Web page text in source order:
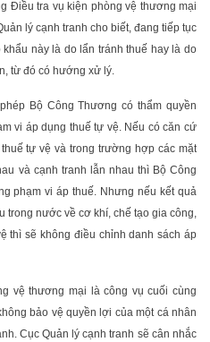
Điều tra vụ kiện phòng vệ thương mại
lý cạnh tranh cho biết, đang tiếp tục
này là do lẩn tránh thuế hay là do
từ đó có hướng xử lý.
Bộ Công Thương có thẩm quyền
vi áp dụng thuế tự vệ. Nếu có căn cứ
tự vệ và trong trường hợp các mặt
và cạnh tranh lẫn nhau thì Bộ Công
phạm vi áp thuế. Nhưng nếu kết quả
trong nước về cơ khí, chế tạo gia công,
thì sẽ không điều chỉnh danh sách áp
vệ thương mại là công vụ cuối cùng
bảo vệ quyền lợi của một cá nhân
Cục Quản lý cạnh tranh sẽ cân nhắc